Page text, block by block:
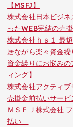
【MSFJ】
株式会社日本ビジ
ったWEB完結の売
株式会社ｈｓ１ 最
居ながら楽々資金繰
資金繰りにお悩み
ィング】
株式会社アクティ
売掛金前払いサー
ＭＳＦＪ株式会社
払い」